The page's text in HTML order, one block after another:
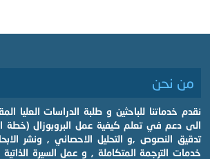
من نحن
نقدم خدماتنا للباحثين و طلبة الدراسات العليا
الى دعم في تعلم كيفية عمل البروبوزال (خطة
تدقيق النصوص ,و التحليل الاحصائي , ونشر
خدمات الترجمة المتكاملة , و عمل السيرة